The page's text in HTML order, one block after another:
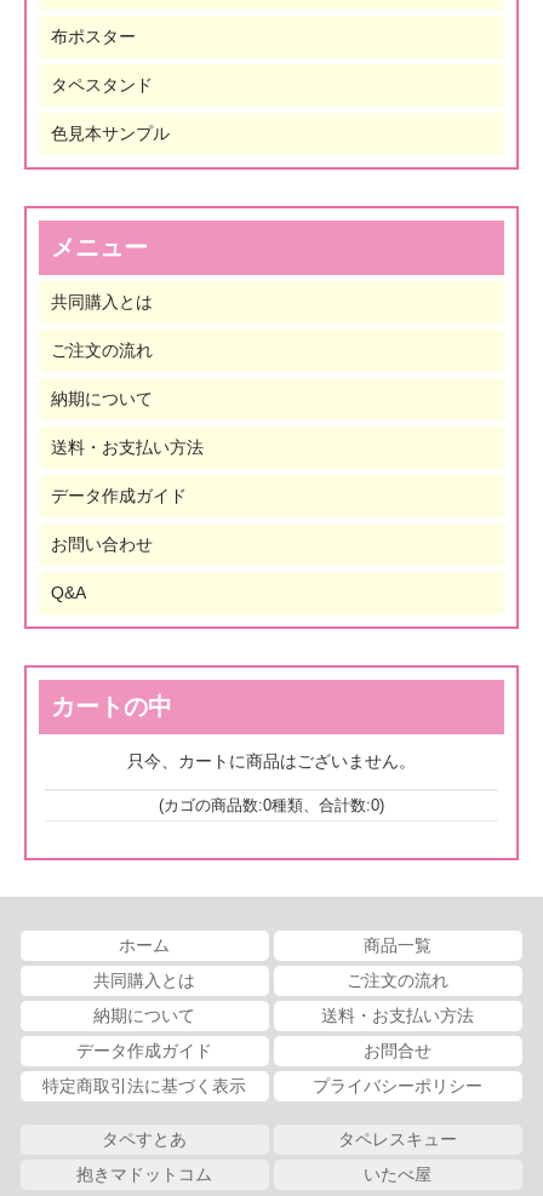
布ポスター
タペスタンド
色見本サンプル
メニュー
共同購入とは
ご注文の流れ
納期について
送料・お支払い方法
データ作成ガイド
お問い合わせ
Q&A
カートの中
只今、カートに商品はございません。
(カゴの商品数:0種類、合計数:0)
ホーム
商品一覧
共同購入とは
ご注文の流れ
納期について
送料・お支払い方法
データ作成ガイド
お問合せ
特定商取引法に基づく表示
プライバシーポリシー
タペすとあ
タペレスキュー
抱きマドットコム
いたべ屋